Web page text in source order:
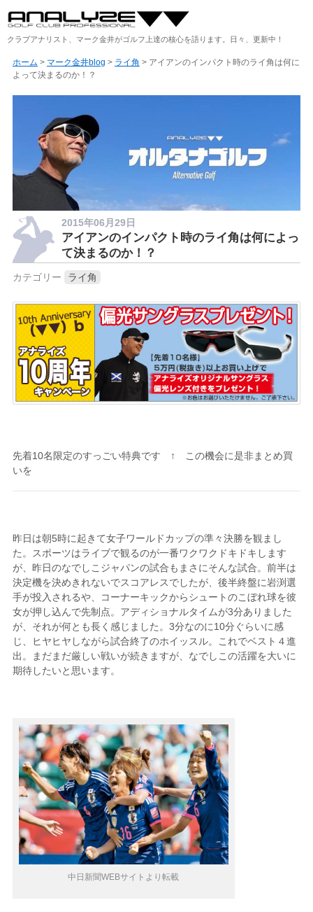
クラブアナリスト、マーク金井がゴルフ上達の核心を語ります。日々、更新中！
ホーム > マーク金井blog > ライ角 > アイアンのインパクト時のライ角は何に
よって決まるのか！？
2015年06月29日
アイアンのインパクト時のライ角は何によっ
て決まるのか！？
カテゴリー ライ角
先着10名限定のすっごい特典です ↑ この機会に是非まとめ買
いを
昨日は朝5時に起きて女子ワールドカップの準々決勝を観まし
た。スポーツはライブで観るのが一番ワクワクドキドキします
が、昨日のなでしこジャパンの試合もまさにそんな試合。前半は
決定機を決めきれないでスコアレスでしたが、後半終盤に岩渕選
手が投入されるや、コーナーキックからシュートのこぼれ球を彼
女が押し込んで先制点。アディショナルタイムが3分ありました
が、それが何とも長く感じました。3分なのに10分ぐらいに感
じ、ヒヤヒヤしながら試合終了のホイッスル。これでベスト４進
出。まだまだ厳しい戦いが続きますが、なでしこの活躍を大いに
期待したいと思います。
中日新聞WEBサイトより転載